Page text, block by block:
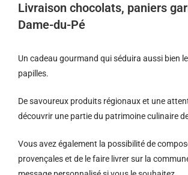
Livraison chocolats, paniers
Dame-du-Pé
Un cadeau gourmand qui séduira aussi bien
papilles.
De savoureux produits régionaux et une
découvrir une partie du patrimoine culinaire
Vous avez également la possibilité de
provençales et de le faire livrer sur la